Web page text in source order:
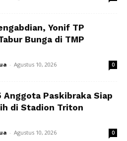
Yonif TP
Bunga di TMP
- Agustus 10, 2026 0
Anggota Paskibraka Siap
di Stadion Triton
- Agustus 10, 2026 0